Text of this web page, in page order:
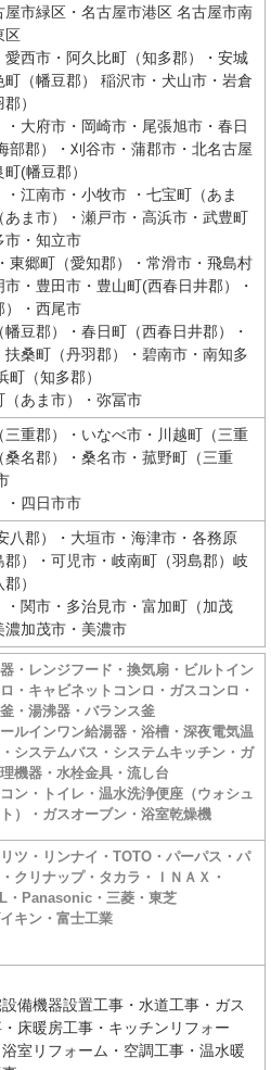
屋市緑区・名古屋市港区 名古屋市南
区
愛西市・阿久比町（知多郡）・安城
（幡豆郡） 稲沢市・犬山市・岩倉
）
・大府市・岡崎市・尾張旭市・春日
部郡）・刈谷市・蒲郡市・北名古屋
(幡豆郡）
江南市・小牧市 ・七宝町（あま
あま市）・瀬戸市・高浜市・武豊町
市・知立市
東郷町（愛知郡）・常滑市・飛島村
市・豊田市・豊山町(西春日井郡）・
）・西尾市
豆郡）・春日町（西春日井郡）・
桑町（丹羽郡）・碧南市・南知多
町（知多郡）
（あま市）・弥冨市
重郡）・いなべ市・川越町（三重
桑名郡）・桑名市・菰野町（三重
・四日市市
八郡）・大垣市・海津市・各務原
）・可児市・岐南町（羽島郡）岐
）
・関市・多治見市・富加町（加茂
濃加茂市・美濃市
・レンジフード・換気扇・ビルトイン
・キャビネットコンロ・ガスコンロ・
・湯沸器・バランス釜
ルインワン給湯器・浴槽・深夜電気温
システムバス・システムキッチン・ガ
機器・水栓金具・流し台
ン・トイレ・温水洗浄便座（ウォシュ
）・ガスオーブン・浴室乾燥機
ツ・リンナイ・TOTO・パーパス・パ
クリナップ・タカラ・ＩＮＡＸ・
・Panasonic・三菱・東芝
キン・富士工業
備機器設置工事・水道工事・ガス
床暖房工事・キッチンリフォー
室リフォーム・空調工事・温水暖